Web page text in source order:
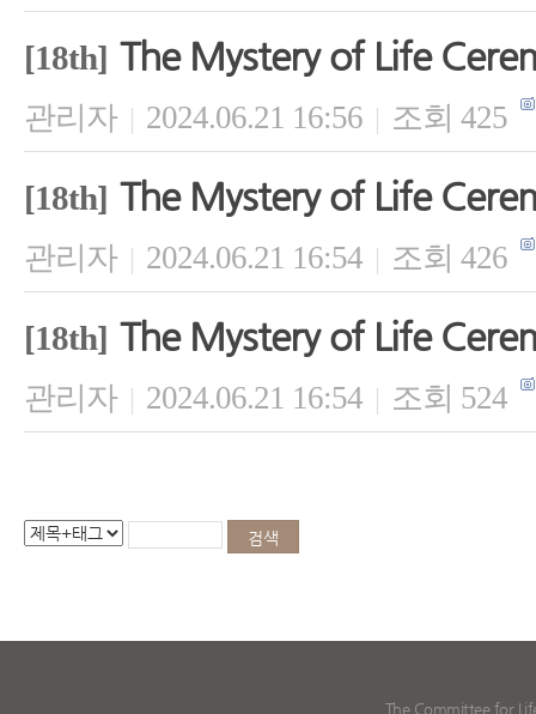
[18th] The Mystery of Life
관리자 | 2024.06.21 16:56 | 조회 425
[18th] The Mystery of Life
관리자 | 2024.06.21 16:54 | 조회 426
[18th] The Mystery of Life
관리자 | 2024.06.21 16:54 | 조회 524
The Committee for